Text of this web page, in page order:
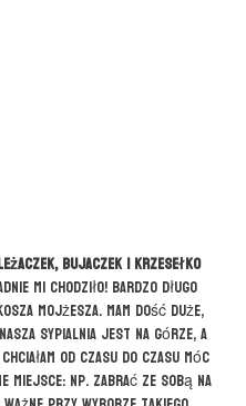
bujaczek i krzesełko
mi chodziło! Bardzo długo
mojżesza. Mam dość duże,
sypialnia jest na górze, a
od czasu do czasu móc
miejsce: np. zabrać ze sobą na